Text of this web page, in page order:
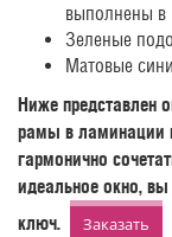
выполнены в
Зеленые
Матовые
Ниже представлен
рамы в ламинации
гармонично
идеальное окно,
ключ.
Заказать